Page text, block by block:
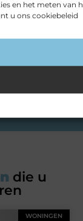
en het meten van
u ons cookiebeleid
wilt
bij ons ben je
dan
onze
team
die u
WONINGEN